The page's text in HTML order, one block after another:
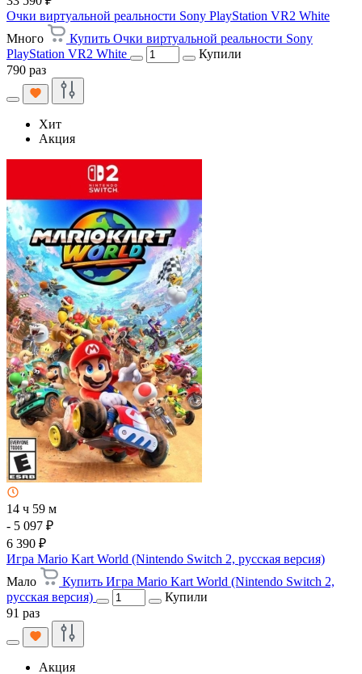
Очки виртуальной реальности Sony PlayStation VR2 White
Много
Купить Очки виртуальной реальности Sony
PlayStation VR2 White
Купили
790 раз
Хит
Акция
14 ч 59 м
- 5 097 ₽
6 390 ₽
Игра Mario Kart World (Nintendo Switch 2, русская версия)
Мало
Купить Игра Mario Kart World (Nintendo Switch 2,
русская версия)
Купили
91 раз
Акция